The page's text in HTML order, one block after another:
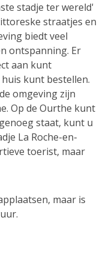
stadje ter wereld'
straatjes en
biedt veel
ontspanning. Er
aan kunt
kunt bestellen.
omgeving zijn
Op de Ourthe kunt
staat, kunt u
La Roche-en-
toerist, maar
maar is